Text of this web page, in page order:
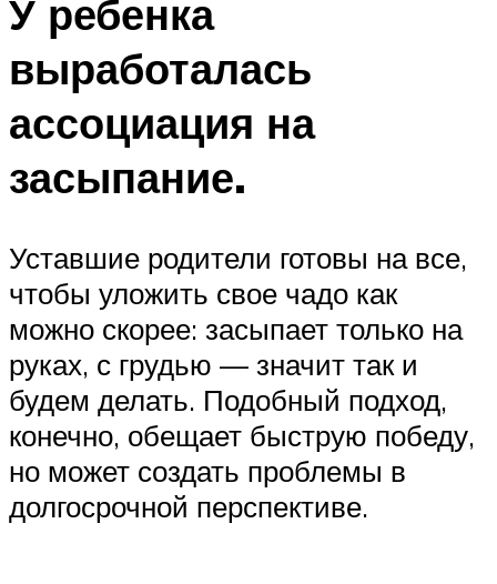
У ребенка
выработалась
ассоциация на
засыпание.
Уставшие родители готовы на все,
чтобы уложить свое чадо как
можно скорее: засыпает только на
руках, с грудью — значит так и
будем делать. Подобный подход,
конечно, обещает быструю победу,
но может создать проблемы в
долгосрочной перспективе.